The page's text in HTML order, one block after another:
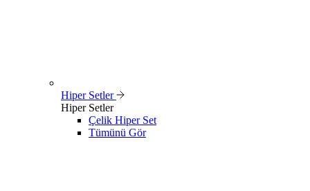
Hiper Setler
Hiper Setler
Çelik Hiper Set
Tümünü Gör